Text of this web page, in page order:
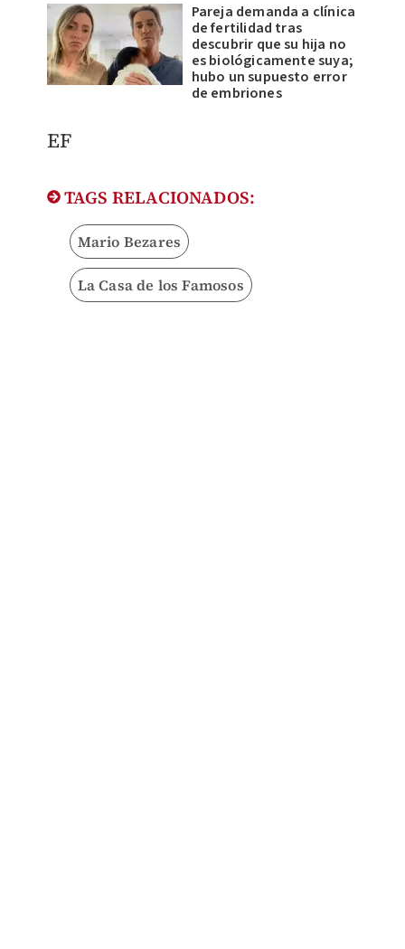
Pareja demanda a clínica
de fertilidad tras
descubrir que su hija no
es biológicamente suya;
hubo un supuesto error
de embriones
EF
TAGS RELACIONADOS:
Mario Bezares
La Casa de los Famosos